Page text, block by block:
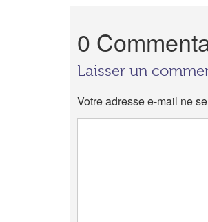
0
Laisser un
Votre adresse e-mail ne